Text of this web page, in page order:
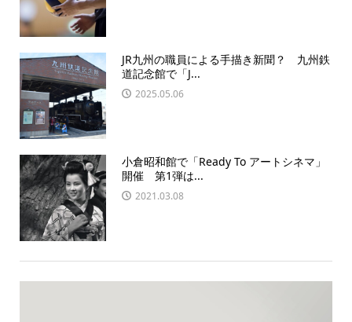
JR九州の職員による手描き新聞？ 九州鉄
道記念館で「J...
2025.05.06
小倉昭和館で「Ready To アートシネマ」
開催 第1弾は...
2021.03.08